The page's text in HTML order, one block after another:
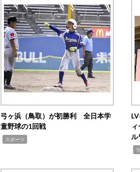
弓ヶ浜（鳥取）が初勝利 全日本学
童野球の1回戦
スポーツ
ル